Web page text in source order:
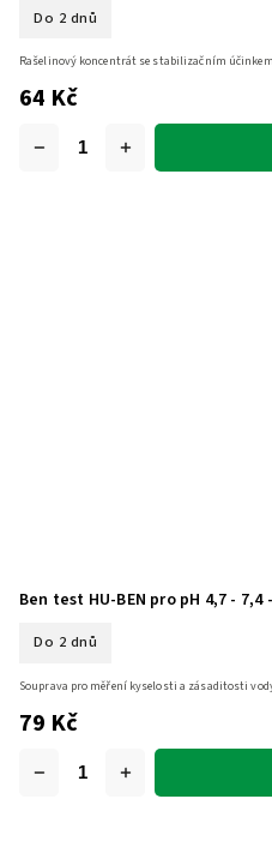
Do 2 dnů
64 Kč
Rašelinový koncentrát se stabilizačním
Ben test HU-BEN pro pH 4,7 -
Do 2 dnů
79 Kč
Souprava pro měření kyselosti a zásaditosti